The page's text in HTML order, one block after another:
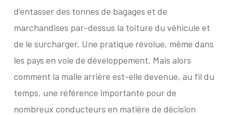
d’entasser des tonnes de bagages et de
marchandises par-dessus la toiture du véhicule et
de le surcharger. Une pratique révolue, même dans
les pays en voie de développement. Mais alors
comment la malle arrière est-elle devenue, au fil du
temps, une référence importante pour de
nombreux conducteurs en matière de décision